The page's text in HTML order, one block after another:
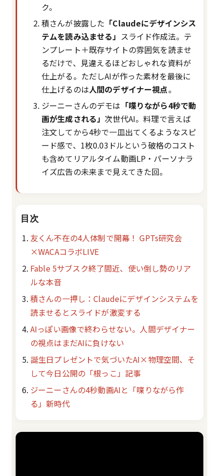
ク。
積さんが披露した 「Claudeにデザインシス
テムを読み込ませる」 スライド作成法。テ
ンプレート＋既存サイトの雰囲気を読ませ
るだけで、見違えるほどおしゃれな資料が
仕上がる。ただしAIが作った素材を最後に
仕上げるのは人間のデザイナー視点。
ジーニーさんのデモは 「喋りながら4秒で動
画が生成される」次世代AI。料理で言えば
注文してから4秒で一皿出てくるようなスピ
ード感で、1枚0.03ドルという破格のコスト
も含めてリアルタイム動画LP・パーソナラ
イズ広告の未来まで見えてきた回。
目次
友くん不在の4人体制で開幕！ GPTs研究会
×WACAコラボLIVE
Fable 5サブスク終了間近、使い倒し勢のリア
ルな本音
積さんの一押し：Claudeにデザインシステムを
読ませるとスライドが激変する
AIっぽい画像で終わらせない。人間デザイナー
の視点はまだAIに負けない
誕生日プレゼントで気づいたAI×物理空間、そ
して今日公開の「根っこ」記事
ジーニーさんの4秒動画AIと「喋りながら作
る」新時代